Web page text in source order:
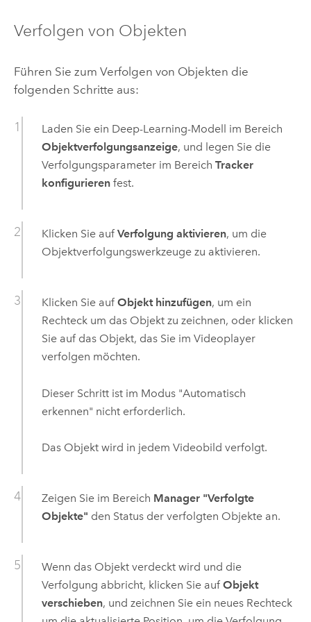
Verfolgen von Objekten
Führen Sie zum Verfolgen von Objekten die
folgenden Schritte aus:
Laden Sie ein Deep-Learning-Modell im Bereich
Objektverfolgungsanzeige, und legen Sie die
Verfolgungsparameter im Bereich Tracker
konfigurierenfest.
Klicken Sie auf Verfolgung aktivieren, um die
Objektverfolgungswerkzeuge zu aktivieren.
Klicken Sie auf Objekt hinzufügen, um ein
Rechteck um das Objekt zu zeichnen, oder klicken
Sie auf das Objekt, das Sie im Videoplayer
verfolgen möchten.
Dieser Schritt ist im Modus "Automatisch
erkennen" nicht erforderlich.
Das Objekt wird in jedem Videobild verfolgt.
Zeigen Sie im Bereich Manager "Verfolgte
Objekte" den Status der verfolgten Objekte an.
Wenn das Objekt verdeckt wird und die
Verfolgung abbricht, klicken Sie auf Objekt
verschieben, und zeichnen Sie ein neues Rechteck